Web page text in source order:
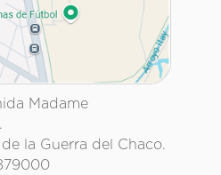
Madame
la Guerra del Chaco.